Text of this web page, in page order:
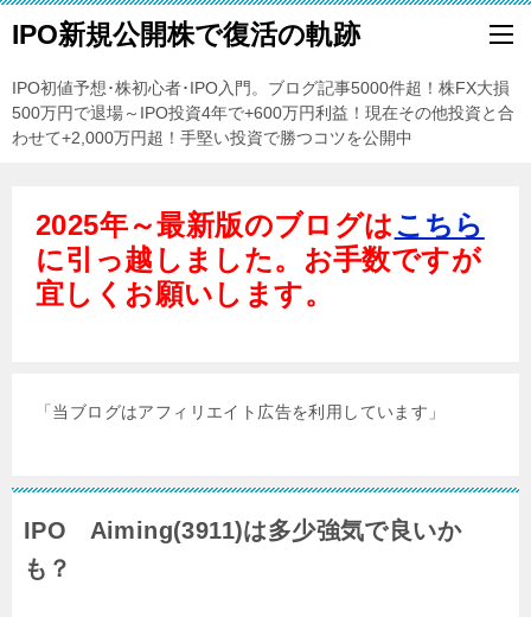
IPO新規公開株で復活の軌跡
IPO初値予想･株初心者･IPO入門。ブログ記事5000件超！株FX大損
500万円で退場～IPO投資4年で+600万円利益！現在その他投資と合
わせて+2,000万円超！手堅い投資で勝つコツを公開中
2025年～最新版のブログはこちら
に引っ越しました。お手数ですが
宜しくお願いします。
「当ブログはアフィリエイト広告を利用しています」
IPO Aiming(3911)は多少強気で良いか
も？